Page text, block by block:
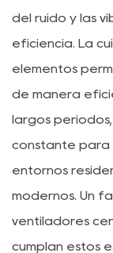
del ruido y las
eficiencia. La
elementos
de manera
largos
constante para
entornos
modernos. Un
ventiladores
cumplan estos